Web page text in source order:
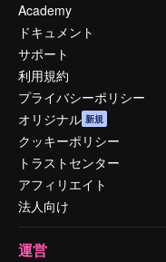
Academy
ドキュメント
サポート
利用規約
プライバシーポリシー
オリジナル 新規
クッキーポリシー
トラストセンター
アフィリエイト
法人向け
運営